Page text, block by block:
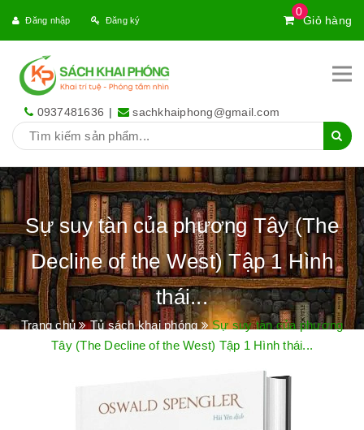
0
Giỏ hàng
Đăng nhập Đăng ký
0937481636 | sachkhaiphong@gmail.com
Sự suy tàn của phương Tây (The
Decline of the West) Tập 1 Hình
thái...
Trang chủ Tủ sách khai phóng
Sự suy tàn của phương
Tây (The Decline of the West) Tập 1 Hình thái...